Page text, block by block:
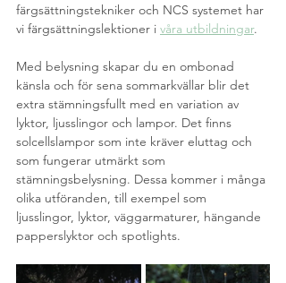
färgsättningstekniker och NCS systemet har
vi färgsättningslektioner i våra utbildningar.
Med belysning skapar du en ombonad
känsla och för sena sommarkvällar blir det
extra stämningsfullt med en variation av
lyktor, ljusslingor och lampor. Det finns
solcellslampor som inte kräver eluttag och
som fungerar utmärkt som
stämningsbelysning. Dessa kommer i många
olika utföranden, till exempel som
ljusslingor, lyktor, väggarmaturer, hängande
papperslyktor och spotlights.